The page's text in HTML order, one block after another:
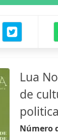
Lua
de
politica
Número